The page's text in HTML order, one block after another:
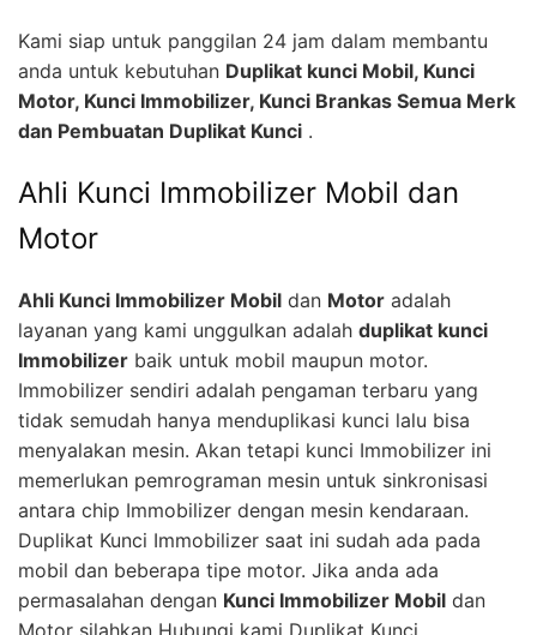
Kami siap untuk panggilan 24 jam dalam membantu
anda untuk kebutuhan Duplikat kunci Mobil, Kunci
Motor, Kunci Immobilizer, Kunci Brankas Semua Merk
dan Pembuatan Duplikat Kunci .
Ahli Kunci Immobilizer Mobil dan
Motor
Ahli Kunci Immobilizer Mobil dan Motor adalah
layanan yang kami unggulkan adalah duplikat kunci
Immobilizer baik untuk mobil maupun motor.
Immobilizer sendiri adalah pengaman terbaru yang
tidak semudah hanya menduplikasi kunci lalu bisa
menyalakan mesin. Akan tetapi kunci Immobilizer ini
memerlukan pemrograman mesin untuk sinkronisasi
antara chip Immobilizer dengan mesin kendaraan.
Duplikat Kunci Immobilizer saat ini sudah ada pada
mobil dan beberapa tipe motor. Jika anda ada
permasalahan dengan Kunci Immobilizer Mobil dan